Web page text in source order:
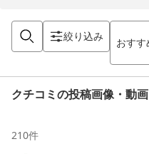
絞り込み おすす
クチコミの投稿画像・動画
210件